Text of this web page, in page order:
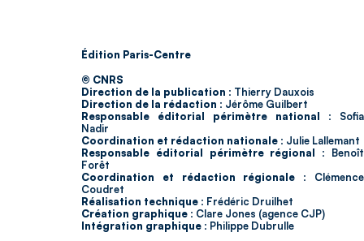
Édition Paris-Centre
© CNRS
Direction de la publication : Thierry Dauxois
Direction de la rédaction : Jérôme Guilbert
Responsable éditorial périmètre national : Sofia
Nadir
Coordination et rédaction nationale : Julie Lallemant
Responsable éditorial périmètre régional : Benoît
Forêt
Coordination et rédaction régionale : Clémence
Coudret
Réalisation technique : Frédéric Druilhet
Création graphique : Clare Jones (agence CJP)
Intégration graphique : Philippe Dubrulle